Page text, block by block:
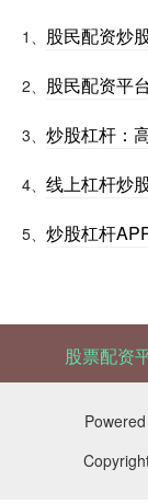
1、 股民配资炒
2、 股民配资平
3、 炒股杠杆：
4、 线上杠杆炒
5、 炒股杠杆
股票配资